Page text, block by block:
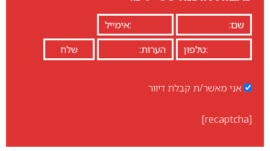
אני מאשר/ת קבלת דיוור
[recaptcha]